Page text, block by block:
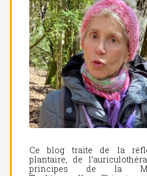
Ce blog traite de la
plantaire, de
principes de la